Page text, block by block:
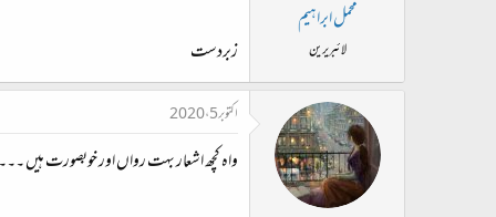
محمل ابراہیم
لائبریرین زبردست
اکتوبر 5، 2020
واہ کچھ اشعار بہت رواں اور خوبصورت ہیں